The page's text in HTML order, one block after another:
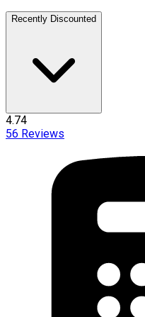
Recently Discounted
4.74
56 Reviews